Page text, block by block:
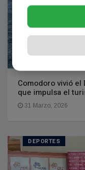
Comodoro vivió
que impulsa el
31 Marzo, 2026
DEPORTES